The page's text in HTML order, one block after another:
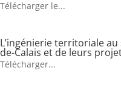
Télécharger le...
L’ingénierie territoriale
de-Calais et de leurs
Télécharger...